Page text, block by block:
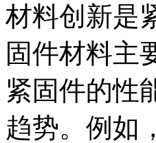
材料创新是
固件材料主
紧固件的性
趋势。例如